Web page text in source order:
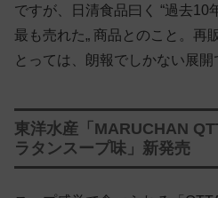
ですが、日清食品曰く “過去10
最も売れた„ 商品とのこと。再
とっては、朗報でしかない展開
東洋水産「MARUCHAN
ラタンスープ味」新発売